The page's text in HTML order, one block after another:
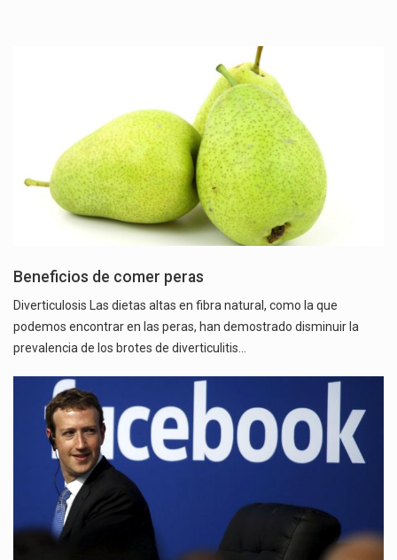
Beneficios de comer peras
Diverticulosis Las dietas altas en fibra natural, como la que
podemos encontrar en las peras, han demostrado disminuir la
prevalencia de los brotes de diverticulitis…